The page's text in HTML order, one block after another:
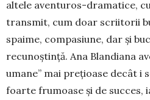
altele aventuros-drama­tice,
transmit, cum doar scrii­torii
spaime, compa­siune, dar și
recunoștință. Ana Blandiana
umane” mai prețioase decât i
foarte fru­moase și de succes,